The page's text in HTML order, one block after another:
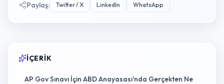
Paylaş: Twitter / X LinkedIn WhatsApp
İÇERIK
AP Gov Sınavı İçin ABD Anayasası'nda Gerçekten Ne